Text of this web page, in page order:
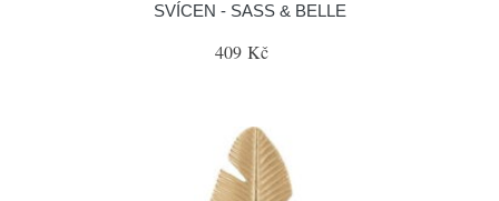
SVÍCEN - SASS & BELLE
409 Kč